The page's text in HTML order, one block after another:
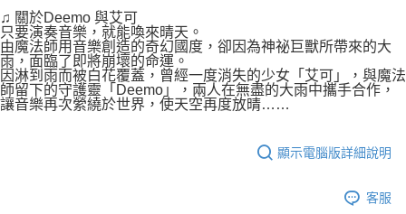
♫ 關於Deemo 與艾可
只要演奏音樂，就能喚來晴天。
由魔法師用音樂創造的奇幻國度，卻因為神祕巨獸所帶來的大
雨，面臨了即將崩壞的命運。
因淋到雨而被白花覆蓋，曾經一度消失的少女「艾可」，與魔法
師留下的守護靈「Deemo」，兩人在無盡的大雨中攜手合作，
讓音樂再次縈繞於世界，使天空再度放晴……
顯示電腦版詳細說明
客服